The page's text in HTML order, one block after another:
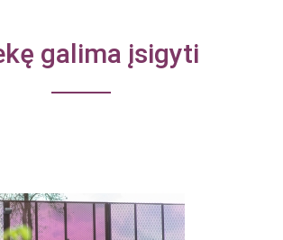
galima įsigyti